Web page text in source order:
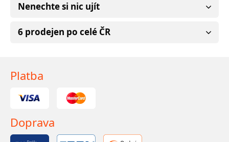
Nenechte si nic ujít
6 prodejen po celé ČR
Platba
Doprava